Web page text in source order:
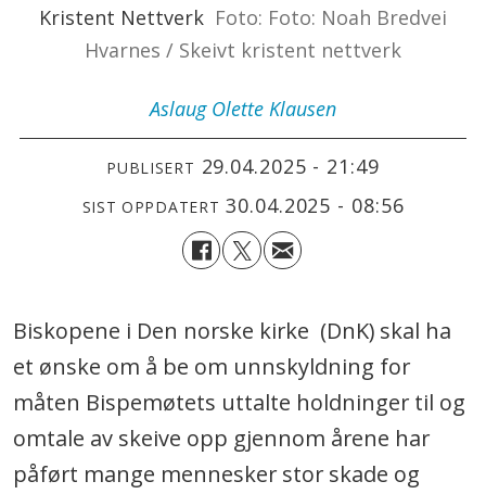
Kristent Nettverk Foto: Foto: Noah Bredvei
Hvarnes / Skeivt kristent nettverk
Aslaug Olette Klausen
PUBLISERT 29.04.2025 - 21:49
SIST OPPDATERT 30.04.2025 - 08:56
Biskopene i Den norske kirke (DnK) skal ha
et ønske om å be om unnskyldning for
måten Bispemøtets uttalte holdninger til og
omtale av skeive opp gjennom årene har
påført mange mennesker stor skade og